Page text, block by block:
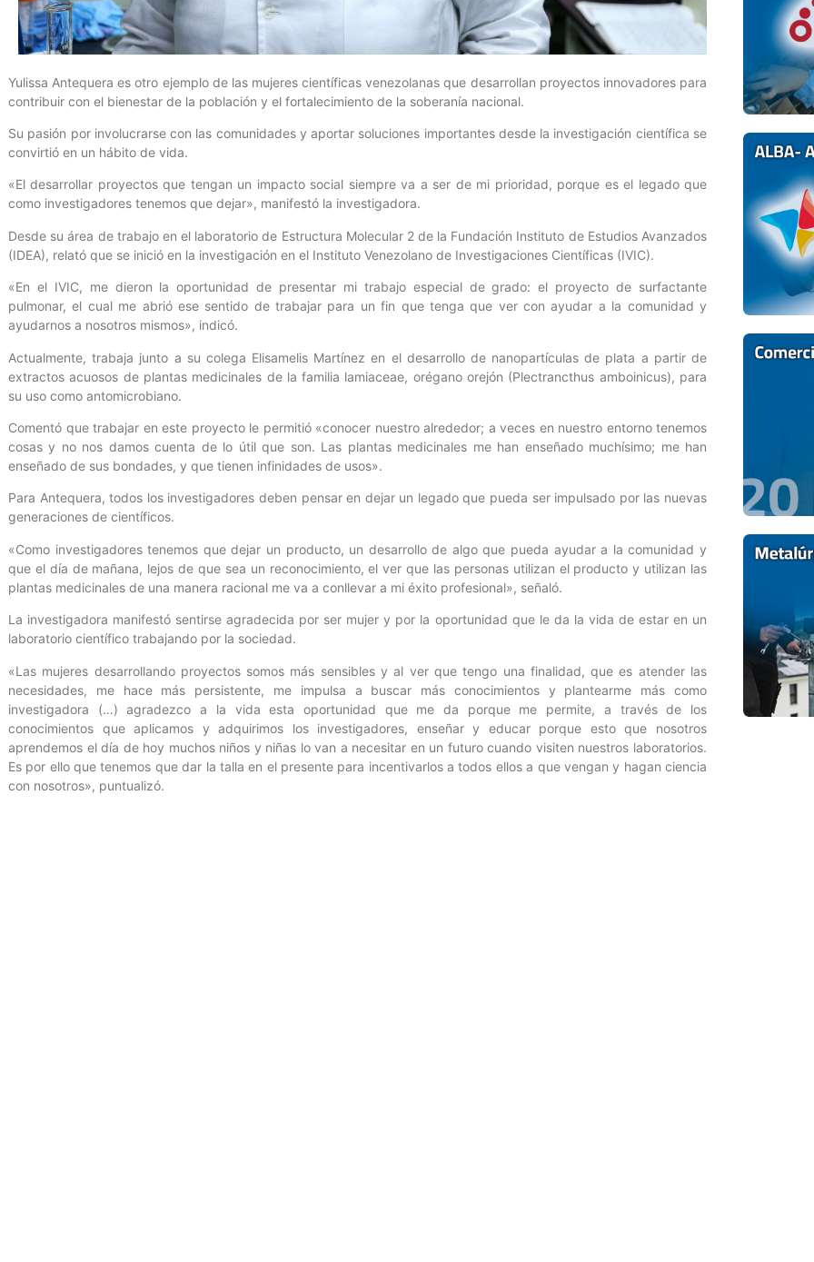
Yulissa Antequera es otro ejemplo de las mujeres científicas venezolanas que desarrollan proyectos innovadores para
contribuir con el bienestar de la población y el fortalecimiento de la soberanía nacional.
Su pasión por involucrarse con las comunidades y aportar soluciones importantes desde la investigación científica se
convirtió en un hábito de vida.
«El desarrollar proyectos que tengan un impacto social siempre va a ser de mi prioridad, porque es el legado que
como investigadores tenemos que dejar», manifestó la investigadora.
Desde su área de trabajo en el laboratorio de Estructura Molecular 2 de la Fundación Instituto de Estudios Avanzados
(IDEA), relató que se inició en la investigación en el Instituto Venezolano de Investigaciones Científicas (IVIC).
«En el IVIC, me dieron la oportunidad de presentar mi trabajo especial de grado: el proyecto de surfactante
pulmonar, el cual me abrió ese sentido de trabajar para un fin que tenga que ver con ayudar a la comunidad y
ayudarnos a nosotros mismos», indicó.
Actualmente, trabaja junto a su colega Elisamelis Martínez en el desarrollo de nanopartículas de plata a partir de
extractos acuosos de plantas medicinales de la familia lamiaceae, orégano orejón (Plectrancthus amboinicus), para
su uso como antomicrobiano.
Comentó que trabajar en este proyecto le permitió «conocer nuestro alrededor; a veces en nuestro entorno tenemos
cosas y no nos damos cuenta de lo útil que son. Las plantas medicinales me han enseñado muchísimo; me han
enseñado de sus bondades, y que tienen infinidades de usos».
Para Antequera, todos los investigadores deben pensar en dejar un legado que pueda ser impulsado por las nuevas
generaciones de científicos.
«Como investigadores tenemos que dejar un producto, un desarrollo de algo que pueda ayudar a la comunidad y
que el día de mañana, lejos de que sea un reconocimiento, el ver que las personas utilizan el producto y utilizan las
plantas medicinales de una manera racional me va a conllevar a mi éxito profesional», señaló.
La investigadora manifestó sentirse agradecida por ser mujer y por la oportunidad que le da la vida de estar en un
laboratorio científico trabajando por la sociedad.
«Las mujeres desarrollando proyectos somos más sensibles y al ver que tengo una finalidad, que es atender las
necesidades, me hace más persistente, me impulsa a buscar más conocimientos y plantearme más como
investigadora (…) agradezco a la vida esta oportunidad que me da porque me permite, a través de los
conocimientos que aplicamos y adquirimos los investigadores, enseñar y educar porque esto que nosotros
aprendemos el día de hoy muchos niños y niñas lo van a necesitar en un futuro cuando visiten nuestros laboratorios.
Es por ello que tenemos que dar la talla en el presente para incentivarlos a todos ellos a que vengan y hagan ciencia
con nosotros», puntualizó.